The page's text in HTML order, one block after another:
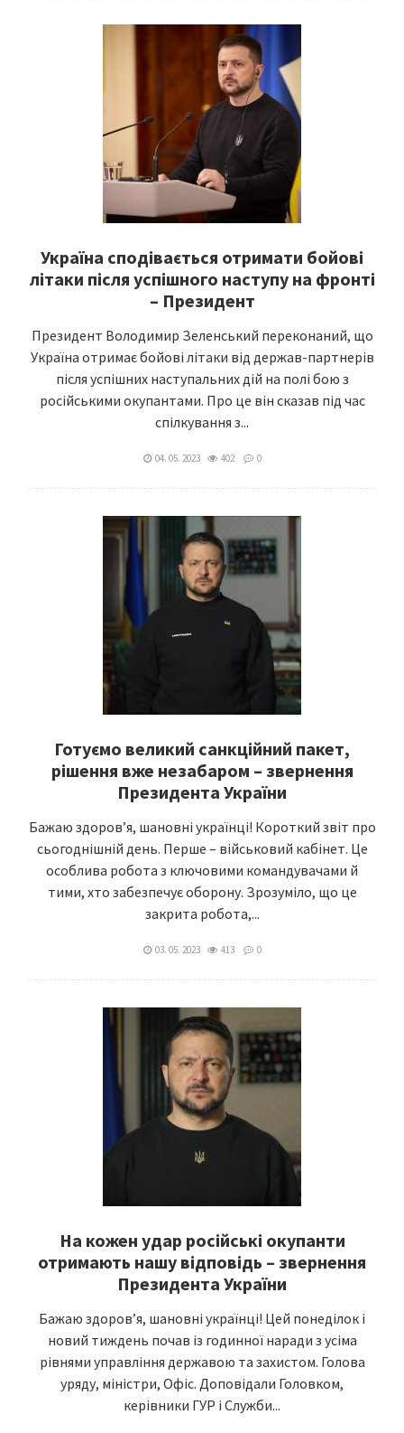
Україна сподівається отримати бойові
літаки після успішного наступу на фронті
– Президент
Президент Володимир Зеленський переконаний, що
Україна отримає бойові літаки від держав-партнерів
після успішних наступальних дій на полі бою з
російськими окупантами. Про це він сказав під час
спілкування з...
04. 05. 2023 402 0
Готуємо великий санкційний пакет,
рішення вже незабаром – звернення
Президента України
Бажаю здоровʼя, шановні українці! Короткий звіт про
сьогоднішній день. Перше – військовий кабінет. Це
особлива робота з ключовими командувачами й
тими, хто забезпечує оборону. Зрозуміло, що це
закрита робота,...
03. 05. 2023 413 0
На кожен удар російські окупанти
отримають нашу відповідь – звернення
Президента України
Бажаю здоровʼя, шановні українці! Цей понеділок і
новий тиждень почав із годинної наради з усіма
рівнями управління державою та захистом. Голова
уряду, міністри, Офіс. Доповідали Головком,
керівники ГУР і Служби...